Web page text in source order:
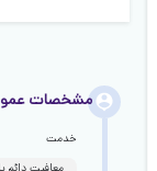
مشخصات
خدمت